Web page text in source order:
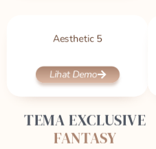
Aesthetic 5
Lihat Demo
TEMA EXCLUSIVE
FANTASY